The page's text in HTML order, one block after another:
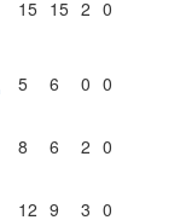
15 15 2 0
5 6 0 0
8 6 2 0
12 9 3 0